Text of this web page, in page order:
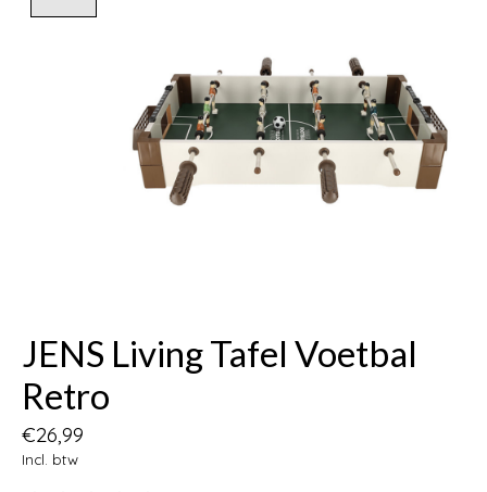
JENS Living Tafel Voetbal
Retro
€26,99
Incl. btw